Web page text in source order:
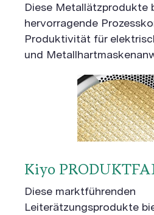
Diese Metallätzprodukte
hervorragende
Produktivität für
und
Kiyo
Diese marktführenden
Leiterätzungsprodukte